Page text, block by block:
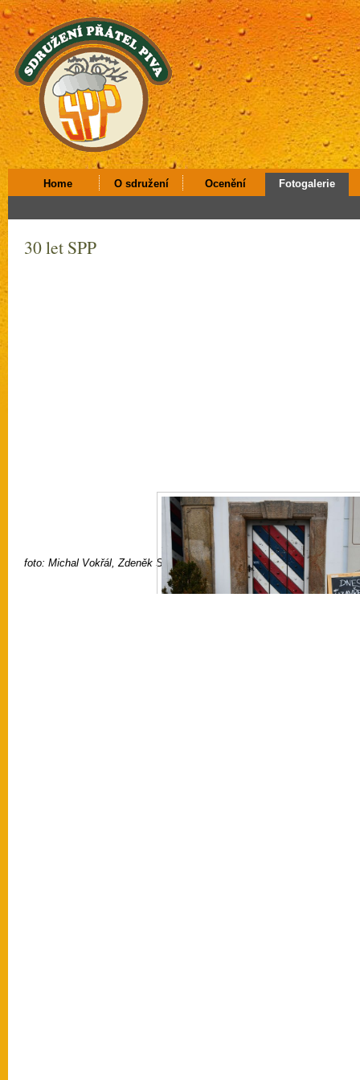
Home O sdružení Ocenění Fotogalerie
30 let SPP
[SEZNAM OBRÁZKŮ]
foto: Michal Vokřál, Zdeněk Schenk